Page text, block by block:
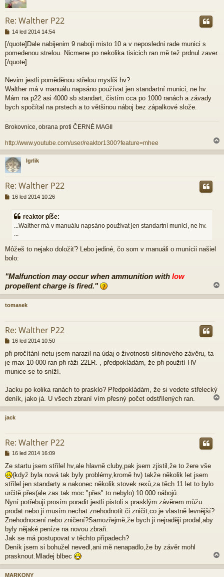
Re: Walther P22
P
í
s
p
e
k
14 led 2014 14:54
[/quote]Dale nabijenim 9 naboji misto 10 a v neposledni rade munici s
pomedenou strelou. Nicmene po nekolika tisicich ran mě tež prdnul zaver.
[/quote]
Nevim jestli poměděnou střelou myslíš hv?
Walther má v manuálu napsáno používat jen standartní munici, ne hv.
Mám na p22 asi 4000 sb standart, čistím cca po 1000 ranách a závady
bych spočítal na prstech a to většinou náboj bez zápalkové slože.
Brokovnice, obrana proti ČERNÉ MAGII
http://www.youtube.com/user/reaktor1300?feature=mhee
a
h
Igrlik
Re: Walther P22
P
v
e
k
16 led 2014 10:26
reaktor píše:
...Walther má v manuálu napsáno používat jen standartní munici, ne hv.
Môžeš to nejako doložiť? Lebo jediné, čo som v manuáli o munícii našiel
bolo:
"Malfunction may occur when ammunition with low
propellent charge is fired."
a
h
tomasek
Re: Walther P22
P
í
s
p
e
k
16 led 2014 10:50
při pročítání netu jsem narazil na údaj o životnosti slitinového závěru, ta
je max 10 000 ran při ráži 22LR. , předpokládám, že při použití HV
munice se to sníží.
Jacku po kolika ranách to prasklo? Předpokládám, že si vedete střelecký
deník, jako já. U všech zbraní vím přesný počet odstřílených ran.
a
h
jack
Re: Walther P22
P
í
s
p
ě
e
k
16 led 2014 16:09
Ze startu jsem střílel hv,ale hlavně cluby,pak jsem zjistil,že to žere vše
(když byla nová tak byly problémy,kromě hv) takže několik let jsem
střílel jen standarty a nakonec několik stovek rexů,za těch 11 let to bylo
určitě přes(ale zas tak moc "přes" to nebylo) 10 000 nábojů.
Nyní potřebuji prosím poradit jestli pistoli s prasklým závěrem můžu
prodat nebo ji musím nechat znehodnotit či zničit,co je vlastně levnější?
Znehodnocení nebo zničení?Samozřejmě,že bych ji nejraději prodal,aby
byly nějaké peníze na novou zbraň.
Jak se má postupovat v těchto případech?
Deník jsem si bohužel nevedl,ani mě nenapadlo,že by závěr mohl
prasknout.Mladej blbec
a
h
MARKONY